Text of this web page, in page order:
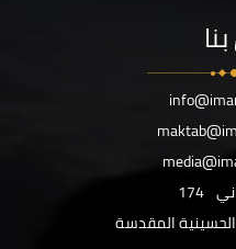
174
المقدسة